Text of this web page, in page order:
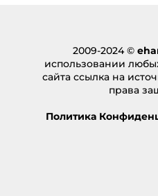
2009-2024 ©
использовании
сайта ссылка на
права
Политика